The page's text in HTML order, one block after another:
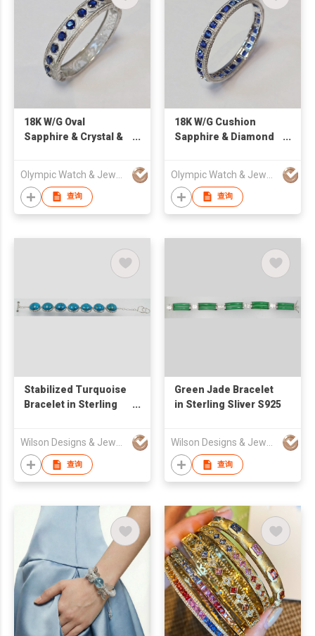
18K W/G Oval
Sapphire & Crystal &
查询
18K W/G Cushion
Sapphire & Diamond
查询
Stabilized Turquoise
Bracelet in Sterling
Wilson Designs & Jewellery Ltd
查询
Green Jade Bracelet
in Sterling Sliver S925
Wilson Designs & Jewellery Ltd
查询